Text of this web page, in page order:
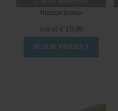
Rietmat Donau
vanaf € 19,95
BEKIJK PRODUCT